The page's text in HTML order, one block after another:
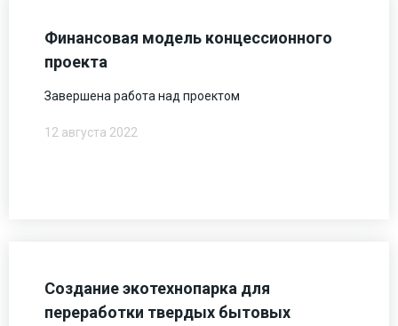
Финансовая модель концессионного
проекта
Завершена работа над проектом
12 августа 2022
Создание экотехнопарка для
переработки твердых бытовых